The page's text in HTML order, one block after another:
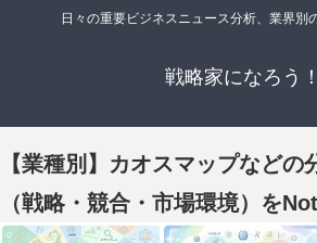
日々の重要ビジネスニュース分析、業界別
戦略家になろう！
【業種別】カオスマップなどの
（戦略・競合・市場環境）を